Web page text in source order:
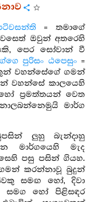
= තමාගේ
ඔවුන් අතරෙහි
පෙර සෝවාන් වී
පුරිසං ඨපෙසුං=
වහන්සේගේ ගමන්
වහන්සේ කාලයෙහි
ප්‍රමත්තයන් වෙත
මාර්ග
ලුහු බැන්දාහු
මාර්ගයෙහි මැද
පසු පසින් ගියහ.
කරන්නාවූ බුදුන්
සමඟ හෝ, දිවා
සමග හෝ පිළිසඳර